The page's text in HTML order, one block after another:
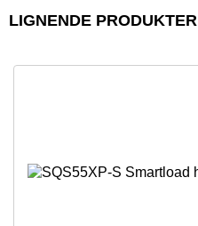
LIGNENDE PRODUKTER